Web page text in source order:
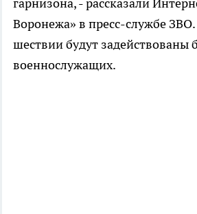
Воронежа» в пресс-службе ЗВО.
шествии будут задействованы
военнослужащих.